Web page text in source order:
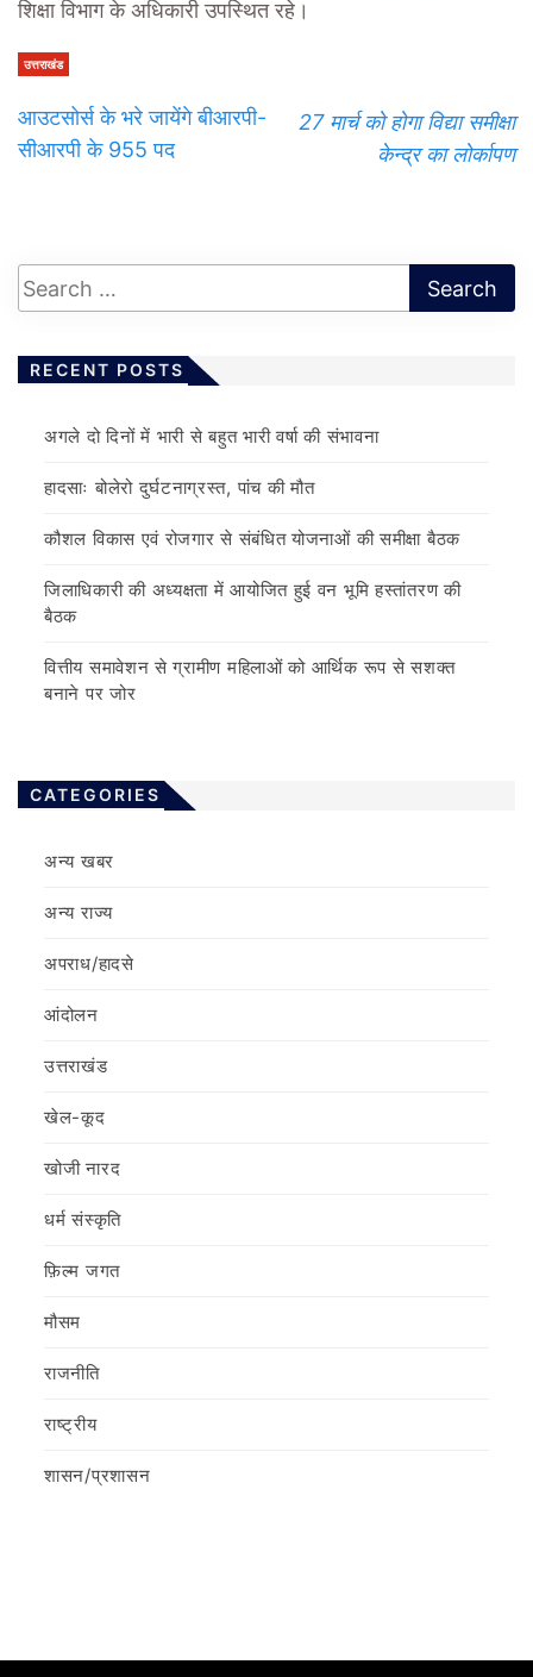
शिक्षा विभाग के अधिकारी उपस्थित रहे।
उत्तराखंड
आउटसोर्स के भरे जायेंगे बीआरपी-
सीआरपी के 955 पद
27 मार्च को होगा विद्या समीक्षा
केन्द्र का लोर्कापण
RECENT POSTS
अगले दो दिनों में भारी से बहुत भारी वर्षा की संभावना
हादसाः बोलेरो दुर्घटनाग्रस्त, पांच की मौत
कौशल विकास एवं रोजगार से संबंधित योजनाओं की समीक्षा बैठक
जिलाधिकारी की अध्यक्षता में आयोजित हुई वन भूमि हस्तांतरण की
बैठक
वित्तीय समावेशन से ग्रामीण महिलाओं को आर्थिक रूप से सशक्त
बनाने पर जोर
CATEGORIES
अन्य खबर
अन्य राज्य
अपराध/हादसे
आंदोलन
उत्तराखंड
खेल-कूद
खोजी नारद
धर्म संस्कृति
फ़िल्‍म जगत
मौसम
राजनीति
राष्ट्रीय
शासन/प्रशासन